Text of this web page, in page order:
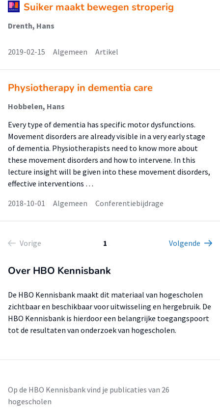
Suiker maakt bewegen stroperig
Drenth, Hans
2019-02-15 Algemeen Artikel
Physiotherapy in dementia care
Hobbelen, Hans
Every type of dementia has specific motor dysfunctions.
Movement disorders are already visible in a very early stage
of dementia. Physiotherapists need to know more about
these movement disorders and how to intervene. In this
lecture insight will be given into these movement disorders,
effective interventions …
2018-10-01
Algemeen Conferentiebijdrage
Vorige 1 Volgende
Over HBO Kennisbank
De HBO Kennisbank maakt dit materiaal van hogescholen
zichtbaar en beschikbaar voor uitwisseling en hergebruik. De
HBO Kennisbank is hierdoor een belangrijke toegangspoort
tot de resultaten van onderzoek van hogescholen.
Op de HBO Kennisbank vind je publicaties van 26
hogescholen